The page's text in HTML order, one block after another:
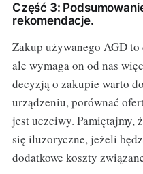
Część 3:
rekomendacje.
Zakup używanego AGD
ale wymaga on od nas
decyzją o zakupie warto
urządzeniu, porównać
jest uczciwy. Pamiętajmy,
się iluzoryczne, jeżeli
dodatkowe koszty